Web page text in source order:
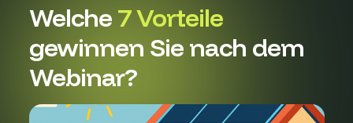
Welche 7 Vorteile
gewinnen Sie nach dem
Webinar?